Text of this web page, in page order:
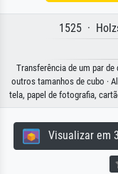
1525 ·
Transferência de um par
outros tamanhos de cubo ·
tela, papel de fotografia,
Visualizar em